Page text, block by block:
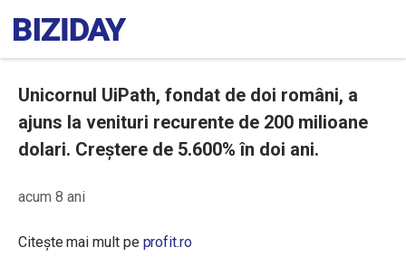
Unicornul UiPath, fondat de doi români, a
ajuns la venituri recurente de 200 milioane
dolari. Creștere de 5.600% în doi ani.
acum 8 ani
Citește mai mult pe profit.ro